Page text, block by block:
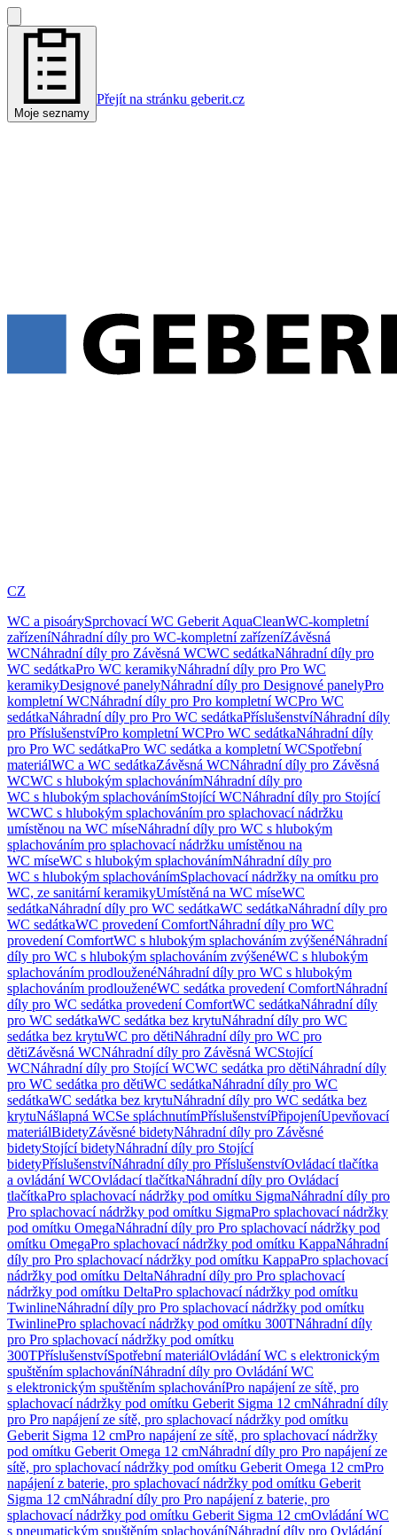
Moje seznamy
Přejít na stránku geberit.cz
CZ
WC a pisoárySprchovací WC Geberit AquaCleanWC-kompletní
zařízeníNáhradní díly pro WC-kompletní zařízeníZávěsná
WCNáhradní díly pro Závěsná WCWC sedátkaNáhradní díly pro
WC sedátkaPro WC keramikyNáhradní díly pro Pro WC
keramikyDesignové panelyNáhradní díly pro Designové panelyPro
kompletní WCNáhradní díly pro Pro kompletní WCPro WC
sedátkaNáhradní díly pro Pro WC sedátkaPříslušenstvíNáhradní díly
pro PříslušenstvíPro kompletní WCPro WC sedátkaNáhradní díly
pro Pro WC sedátkaPro WC sedátka a kompletní WCSpotřební
materiálWC a WC sedátkaZávěsná WCNáhradní díly pro Závěsná
WCWC s hlubokým splachovánímNáhradní díly pro
WC s hlubokým splachovánímStojící WCNáhradní díly pro Stojící
WCWC s hlubokým splachováním pro splachovací nádržku
umístěnou na WC míseNáhradní díly pro WC s hlubokým
splachováním pro splachovací nádržku umístěnou na
WC míseWC s hlubokým splachovánímNáhradní díly pro
WC s hlubokým splachovánímSplachovací nádržky na omítku pro
WC, ze sanitární keramikyUmístěná na WC míseWC
sedátkaNáhradní díly pro WC sedátkaWC sedátkaNáhradní díly pro
WC sedátkaWC provedení ComfortNáhradní díly pro WC
provedení ComfortWC s hlubokým splachováním zvýšenéNáhradní
díly pro WC s hlubokým splachováním zvýšenéWC s hlubokým
splachováním prodlouženéNáhradní díly pro WC s hlubokým
splachováním prodlouženéWC sedátka provedení ComfortNáhradní
díly pro WC sedátka provedení ComfortWC sedátkaNáhradní díly
pro WC sedátkaWC sedátka bez krytuNáhradní díly pro WC
sedátka bez krytuWC pro dětiNáhradní díly pro WC pro
dětiZávěsná WCNáhradní díly pro Závěsná WCStojící
WCNáhradní díly pro Stojící WCWC sedátka pro dětiNáhradní díly
pro WC sedátka pro dětiWC sedátkaNáhradní díly pro WC
sedátkaWC sedátka bez krytuNáhradní díly pro WC sedátka bez
krytuNášlapná WCSe spláchnutímPříslušenstvíPřipojeníUpevňovací
materiálBidetyZávěsné bidetyNáhradní díly pro Závěsné
bidetyStojící bidetyNáhradní díly pro Stojící
bidetyPříslušenstvíNáhradní díly pro PříslušenstvíOvládací tlačítka
a ovládání WCOvládací tlačítkaNáhradní díly pro Ovládací
tlačítkaPro splachovací nádržky pod omítku SigmaNáhradní díly pro
Pro splachovací nádržky pod omítku SigmaPro splachovací nádržky
pod omítku OmegaNáhradní díly pro Pro splachovací nádržky pod
omítku OmegaPro splachovací nádržky pod omítku KappaNáhradní
díly pro Pro splachovací nádržky pod omítku KappaPro splachovací
nádržky pod omítku DeltaNáhradní díly pro Pro splachovací
nádržky pod omítku DeltaPro splachovací nádržky pod omítku
TwinlineNáhradní díly pro Pro splachovací nádržky pod omítku
TwinlinePro splachovací nádržky pod omítku 300TNáhradní díly
pro Pro splachovací nádržky pod omítku
300TPříslušenstvíSpotřební materiálOvládání WC s elektronickým
spuštěním splachováníNáhradní díly pro Ovládání WC
s elektronickým spuštěním splachováníPro napájení ze sítě, pro
splachovací nádržky pod omítku Geberit Sigma 12 cmNáhradní díly
pro Pro napájení ze sítě, pro splachovací nádržky pod omítku
Geberit Sigma 12 cmPro napájení ze sítě, pro splachovací nádržky
pod omítku Geberit Omega 12 cmNáhradní díly pro Pro napájení ze
sítě, pro splachovací nádržky pod omítku Geberit Omega 12 cmPro
napájení z baterie, pro splachovací nádržky pod omítku Geberit
Sigma 12 cmNáhradní díly pro Pro napájení z baterie, pro
splachovací nádržky pod omítku Geberit Sigma 12 cmOvládání WC
s pneumatickým spuštěním splachováníNáhradní díly pro Ovládání